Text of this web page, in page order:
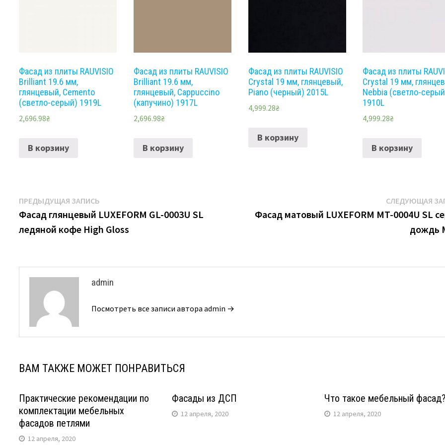
Фасад из плиты RAUVISIO
Brilliant 19.6 мм,
глянцевый, Cemento
(светло-серый) 1919L
2,696.98₴
В корзину
Фасад из плиты RAUVISIO
Brilliant 19.6 мм,
глянцевый, Cappuccino
(капучино) 1917L
2,696.98₴
В корзину
Фасад из плиты RAUVISIO
Crystal 19 мм, глянцевый,
Piano (черный) 2015L
4,999.28₴
В корзину
Фасад из плиты
Crystal 19 мм,
Nebbia (светло-
1910L
4,999.28₴
В корзину
Навигация
по
записям
ПРЕДЫДУЩАЯ ЗАПИСЬ
запись:
Фасад глянцевый LUXEFORM GL-0003U SL
ледяной кофе High Gloss
СЛЕДУЮЩАЯ
Фасад матовый LUXEFORM MT-0004U SL
дождь
admin
Посмотреть все записи автора admin →
ВАМ ТАКЖЕ МОЖЕТ ПОНРАВИТЬСЯ
Практические рекомендации по
комплектации мебельных
фасадов петлями
12 апреля, 2020
Фасады из ДСП
12 апреля, 2020
Что такое мебельный фасад?
12 апреля, 2020